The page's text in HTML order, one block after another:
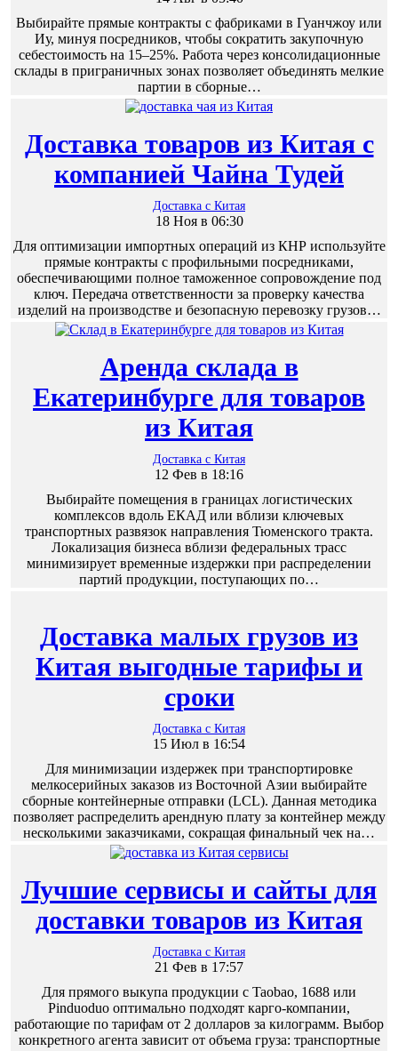
Выбирайте прямые контракты с фабриками в Гуанчжоу или
Иу, минуя посредников, чтобы сократить закупочную
себестоимость на 15–25%. Работа через консолидационные
склады в приграничных зонах позволяет объединять мелкие
партии в сборные…
Доставка товаров из Китая с
компанией Чайна Тудей
Доставка с Китая
18 Ноя в 06:30
Для оптимизации импортных операций из КНР используйте
прямые контракты с профильными посредниками,
обеспечивающими полное таможенное сопровождение под
ключ. Передача ответственности за проверку качества
изделий на производстве и безопасную перевозку грузов…
Аренда склада в
Екатеринбурге для товаров
из Китая
Доставка с Китая
12 Фев в 18:16
Выбирайте помещения в границах логистических
комплексов вдоль ЕКАД или вблизи ключевых
транспортных развязок направления Тюменского тракта.
Локализация бизнеса вблизи федеральных трасс
минимизирует временные издержки при распределении
партий продукции, поступающих по…
Доставка малых грузов из
Китая выгодные тарифы и
сроки
Доставка с Китая
15 Июл в 16:54
Для минимизации издержек при транспортировке
мелкосерийных заказов из Восточной Азии выбирайте
сборные контейнерные отправки (LCL). Данная методика
позволяет распределить арендную плату за контейнер между
несколькими заказчиками, сокращая финальный чек на…
Лучшие сервисы и сайты для
доставки товаров из Китая
Доставка с Китая
21 Фев в 17:57
Для прямого выкупа продукции с Taobao, 1688 или
Pinduoduo оптимально подходят карго-компании,
работающие по тарифам от 2 долларов за килограмм. Выбор
конкретного агента зависит от объема груза: транспортные